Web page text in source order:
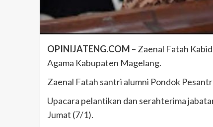
OPINIJATENG.COM – Zaenal Fatah
Agama Kabupaten Magelang.
Zaenal Fatah santri alumni Pondok
Upacara pelantikan dan serahterima
Jumat (7/1).